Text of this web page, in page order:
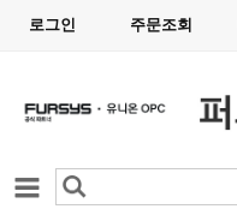
로그인 주문조회
카테고리